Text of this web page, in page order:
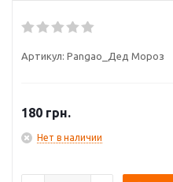
Артикул: Pangao_Дед Мороз
180 грн.
Нет в наличии